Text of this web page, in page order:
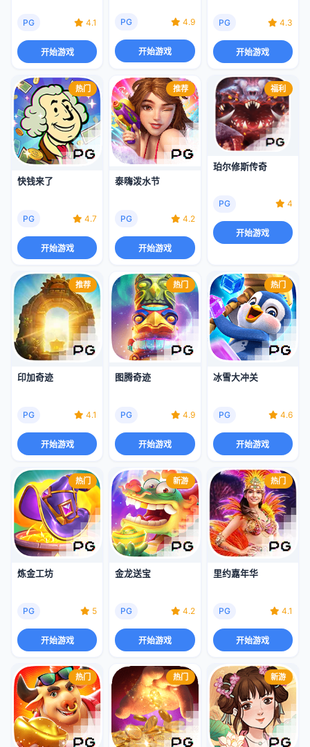
PG 4.1
开始游戏
PG 4.9
开始游戏
PG 4.3
开始游戏
热门
快钱来了
PG 4.7
开始游戏
推荐
泰嗨泼水节
PG 4.2
开始游戏
福利
珀尔修斯传奇
PG 4
开始游戏
推荐
印加奇迹
PG 4.1
开始游戏
热门
图腾奇迹
PG 4.9
开始游戏
热门
冰雪大冲关
PG 4.6
开始游戏
热门
炼金工坊
PG 5
开始游戏
新游
金龙送宝
PG 4.2
开始游戏
热门
里约嘉年华
PG 4.1
开始游戏
热门 热门 新游